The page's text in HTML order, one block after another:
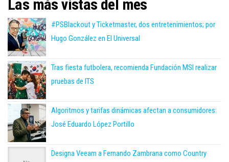
Las más vistas del mes
#PSBlackout y Ticketmaster, dos entretenimientos; por
Hugo González en El Universal
Tras fiesta futbolera, recomienda Fundación MSI realizar
pruebas de ITS
Algoritmos y tarifas dinámicas afectan a consumidores:
José Eduardo López Portillo
Designa Veeam a Fernando Zambrana como Country